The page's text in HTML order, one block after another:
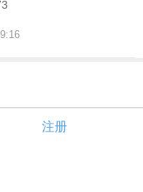
注册
赞0